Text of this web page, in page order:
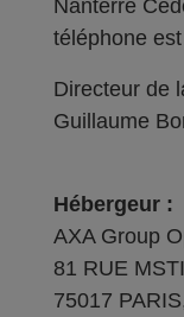
Nanterre
téléphone
Directeur de
Guillaume
Hébergeur :
AXA Group
81 RUE
75017